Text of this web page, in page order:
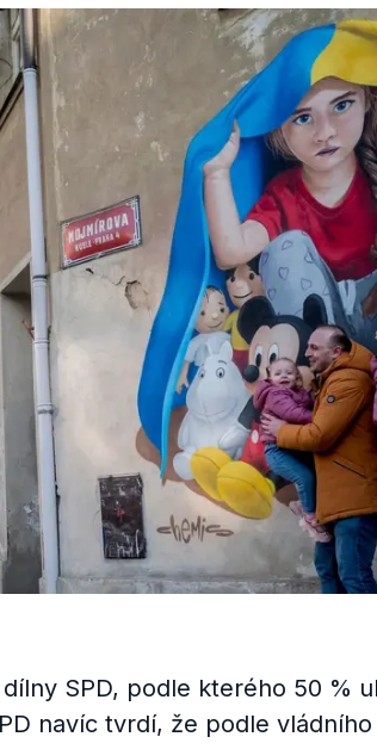
SPD, podle kterého 50 %
navíc tvrdí, že podle